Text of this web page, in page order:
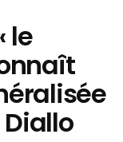
le